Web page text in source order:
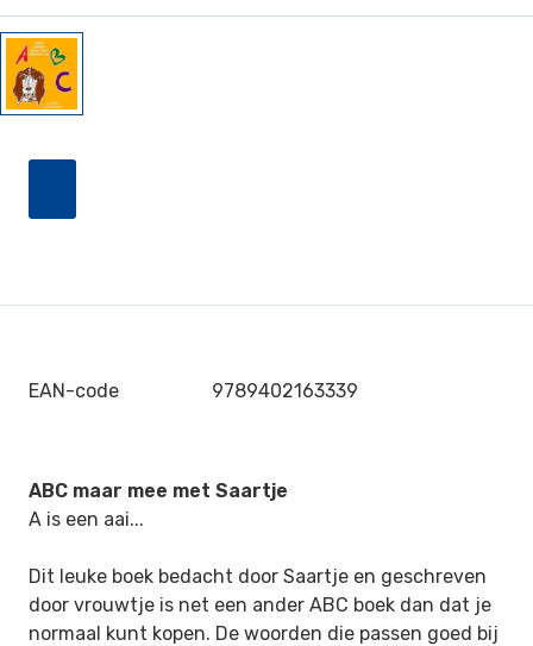
EAN-code 9789402163339
ABC maar mee met Saartje
A is een aai...
Dit leuke boek bedacht door Saartje en geschreven
door vrouwtje is net een ander ABC boek dan dat je
normaal kunt kopen. De woorden die passen goed bij